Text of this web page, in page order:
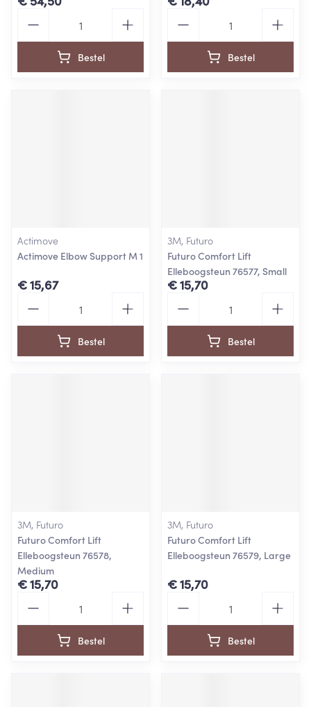
Bestel Bestel
Actimove
Actimove Elbow Support M 1
€ 15,67
Bestel
3M, Futuro
Futuro Comfort Lift
Elleboogsteun 76577, Small
€ 15,70
Bestel
3M, Futuro
Futuro Comfort Lift
Elleboogsteun 76578,
Medium
€ 15,70
Bestel
3M, Futuro
Futuro Comfort Lift
Elleboogsteun 76579, Large
€ 15,70
Bestel